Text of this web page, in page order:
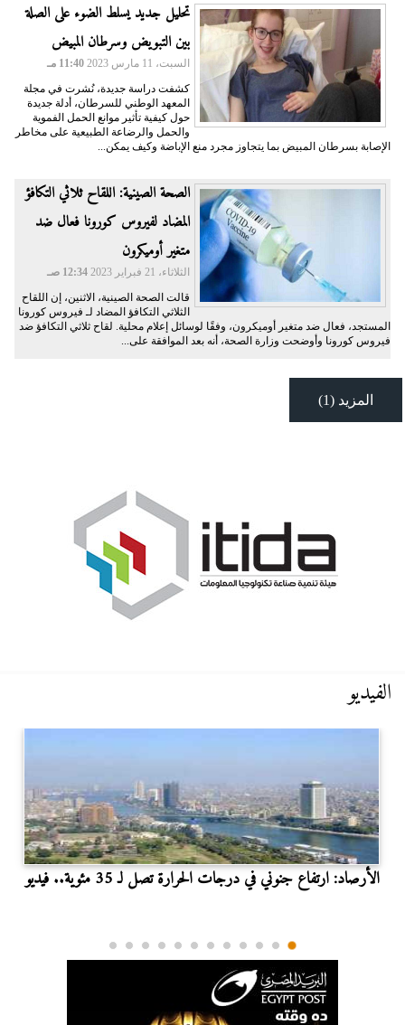
تحليل جديد يسلط الضوء على الصلة
بين التبويض وسرطان المبيض
السبت، 11 مارس 2023
11:40 مـ
كشفت دراسة جديدة، نُشرت في مجلة
المعهد الوطني للسرطان، أدلة جديدة
حول كيفية تأثير موانع الحمل الفموية
والحمل والرضاعة الطبيعية على مخاطر
الإصابة بسرطان المبيض بما يتجاوز مجرد منع الإباضة وكيف يمكن...
الصحة الصينية: اللقاح ثلاثي التكافؤ
المضاد لفيروس كورونا فعال ضد
متغير أوميكرون
الثلاثاء، 21 فبراير 2023
12:34 صـ
قالت الصحة الصينية، الاثنين، إن اللقاح
الثلاثي التكافؤ المضاد لـ فيروس كورونا
المستجد، فعال ضد متغير أوميكرون، وفقًا لوسائل إعلام محلية. لقاح ثلاثي التكافؤ ضد
فيروس كورونا وأوضحت وزارة الصحة، أنه بعد الموافقة على...
المزيد (1)
الفيديو
الأرصاد: ارتفاع جنوني في درجات الحرارة تصل لـ 35 مئوية.. فيديو